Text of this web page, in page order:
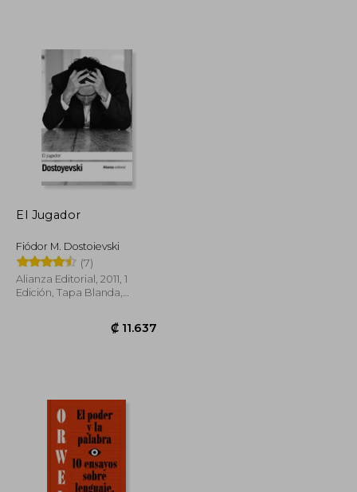
₡ 11.649
₡ 12.511
El Jugador
Fiódor M. Dostoievski
(7)
Alianza Editorial, 2011, 1
Edición, Tapa Blanda,